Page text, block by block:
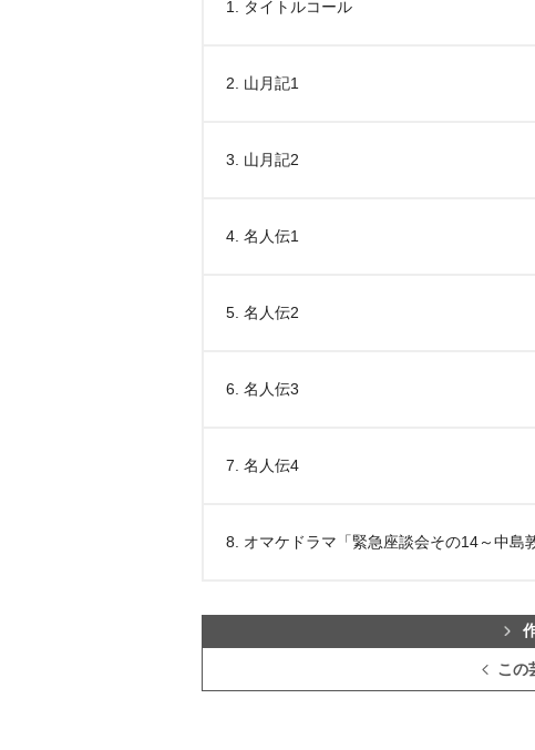
1. タイトルコール
2. 山月記1
3. 山月記2
4. 名人伝1
5. 名人伝2
6. 名人伝3
7. 名人伝4
8. オマケドラマ「緊急座談会その14～中島
この